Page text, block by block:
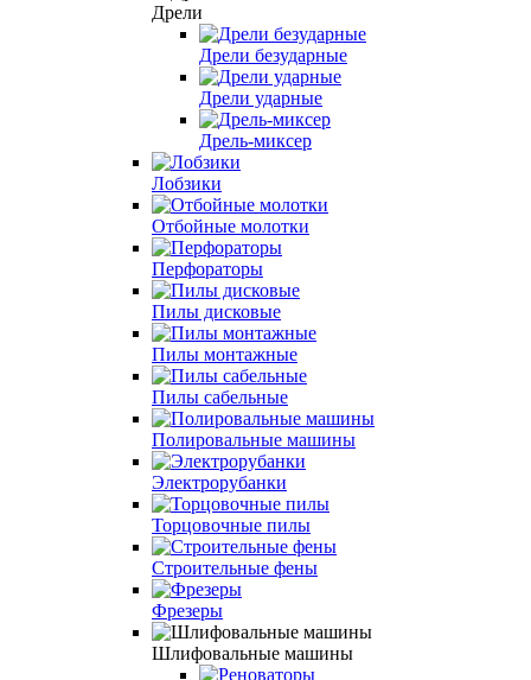
Дрели
Дрели безударные
Дрели ударные
Дрель-миксер
Лобзики
Отбойные молотки
Перфораторы
Пилы дисковые
Пилы монтажные
Пилы сабельные
Полировальные машины
Электрорубанки
Торцовочные пилы
Строительные фены
Фрезеры
Шлифовальные машины